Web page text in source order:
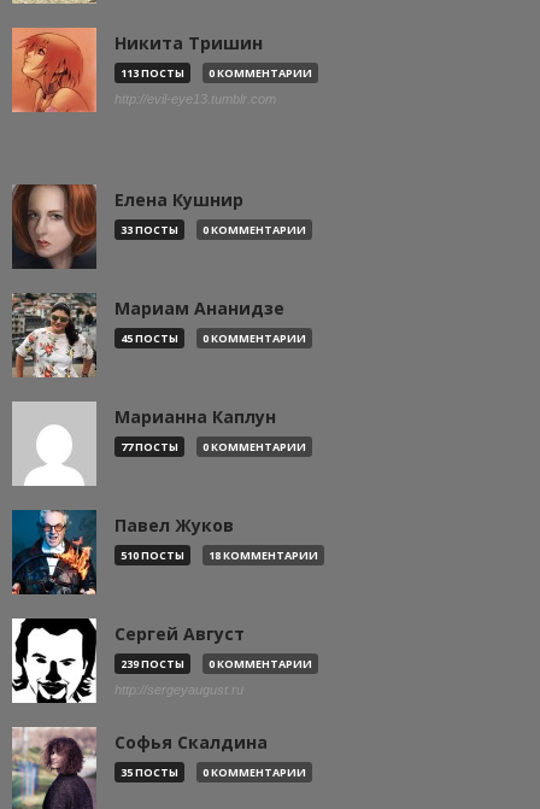
Никита Тришин
113 ПОСТЫ 0 КОММЕНТАРИИ
http://evil-eye13.tumblr.com
Елена Кушнир
33 ПОСТЫ 0 КОММЕНТАРИИ
Мариам Ананидзе
45 ПОСТЫ 0 КОММЕНТАРИИ
Марианна Каплун
77 ПОСТЫ 0 КОММЕНТАРИИ
Павел Жуков
510 ПОСТЫ 18 КОММЕНТАРИИ
Сергей Август
239 ПОСТЫ 0 КОММЕНТАРИИ
http://sergeyaugust.ru
Софья Скалдина
35 ПОСТЫ 0 КОММЕНТАРИИ